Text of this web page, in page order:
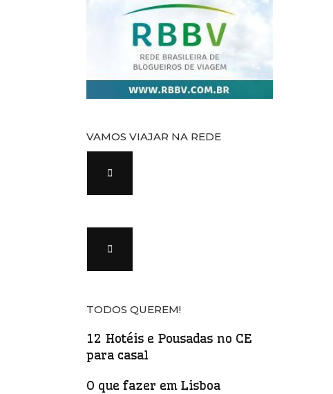
VAMOS VIAJAR NA REDE
TODOS QUEREM!
12 Hotéis e Pousadas no CE
para casal
O que fazer em Lisboa